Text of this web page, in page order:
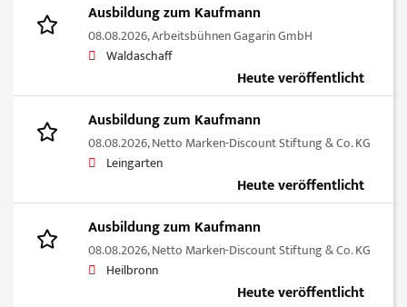
Ausbildung zum Kaufmann
08.08.2026,Arbeitsbühnen Gagarin GmbH
Waldaschaff
Heute veröffentlicht
Ausbildung zum Kaufmann
08.08.2026,Netto Marken-Discount Stiftung & Co. KG
Leingarten
Heute veröffentlicht
Ausbildung zum Kaufmann
08.08.2026,Netto Marken-Discount Stiftung & Co. KG
Heilbronn
Heute veröffentlicht